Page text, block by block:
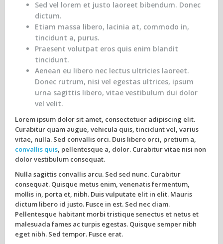
Sed vel lorem et justo laoreet bibendum. Donec
dictum.
Etiam massa libero, lacinia at, commodo in,
tincidunt a, purus.
Praesent volutpat eros quis enim blandit
tincidunt.
Aenean eu libero nec lectus ultricies laoreet.
Donec rutrum, nisi vel egestas ultrices, ipsum
urna sagittis libero, vitae vestibulum dui dolor
vel velit.
Lorem ipsum dolor sit amet, consectetuer adipiscing elit.
Curabitur quam augue, vehicula quis, tincidunt vel, varius
vitae, nulla. Sed convallis orci. Duis libero orci, pretium a,
convallis quis, pellentesque a, dolor. Curabitur vitae nisi non
dolor vestibulum consequat.
Nulla sagittis convallis arcu. Sed sed nunc. Curabitur
consequat. Quisque metus enim, venenatis fermentum,
mollis in, porta et, nibh. Duis vulputate elit in elit. Mauris
dictum libero id justo. Fusce in est. Sed nec diam.
Pellentesque habitant morbi tristique senectus et netus et
malesuada fames ac turpis egestas. Quisque semper nibh
eget nibh. Sed tempor. Fusce erat.